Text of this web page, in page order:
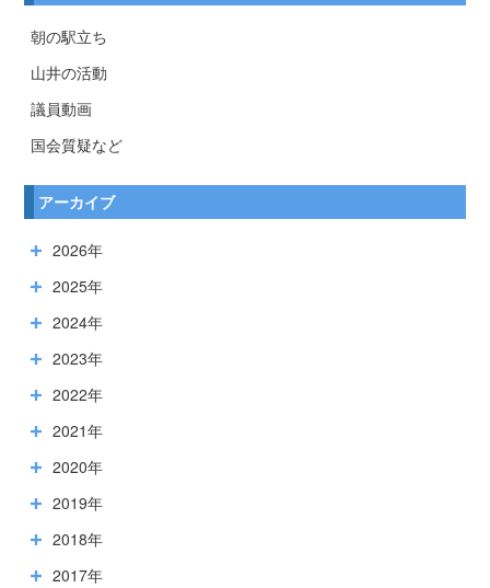
朝の駅立ち
山井の活動
議員動画
国会質疑など
アーカイブ
2026年
2025年
2024年
2023年
2022年
2021年
2020年
2019年
2018年
2017年